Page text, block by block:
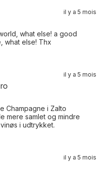
il y a 5 mois
what else! a good
what else! Thx
il y a 5 mois
Champagne i Zalto
mere samlet og mindre
i udtrykket.
il y a 5 mois